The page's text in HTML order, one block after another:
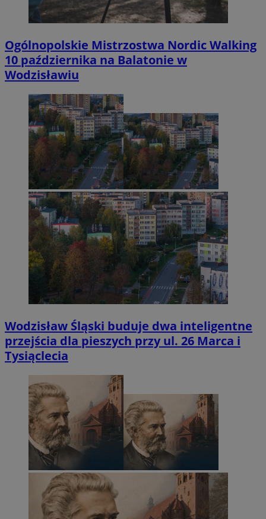
Ogólnopolskie Mistrzostwa Nordic Walking
10 października na Balatonie w
Wodzisławiu
Wodzisław Śląski buduje dwa inteligentne
przejścia dla pieszych przy ul. 26 Marca i
Tysiąclecia